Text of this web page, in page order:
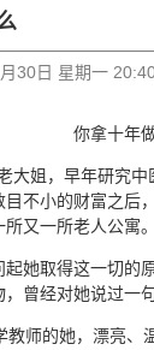
30日 星期一
年做什
大姐，早年研究
目不小的财富之后
又一所老人公寓。
起她取得这一切的
曾经对她说过一
教师的她，漂亮、